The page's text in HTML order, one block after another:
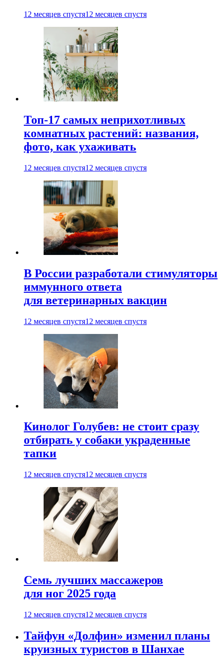
12 месяцев спустя12 месяцев спустя
Топ-17 самых неприхотливых
комнатных растений: названия,
фото, как ухаживать
12 месяцев спустя12 месяцев спустя
В России разработали стимуляторы
иммунного ответа
для ветеринарных вакцин
12 месяцев спустя12 месяцев спустя
Кинолог Голубев: не стоит сразу
отбирать у собаки украденные
тапки
12 месяцев спустя12 месяцев спустя
Семь лучших массажеров
для ног 2025 года
12 месяцев спустя12 месяцев спустя
Тайфун «Долфин» изменил планы
круизных туристов в Шанхае